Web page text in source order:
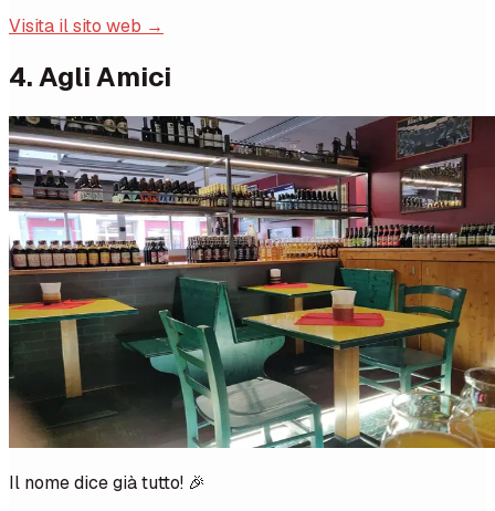
Visita il sito web →
4. Agli Amici
Il nome dice già tutto! 🎉